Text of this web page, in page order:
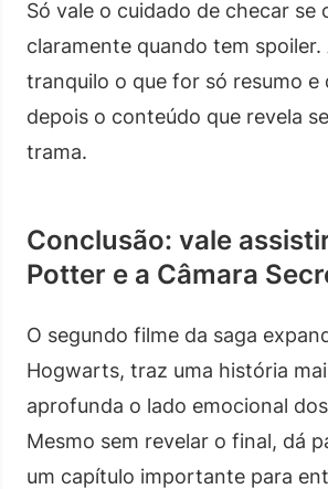
Só vale o cuidado de checar se
claramente quando tem spoiler.
tranquilo o que for só resumo e
depois o conteúdo que revela
trama.
Conclusão: vale
Potter e a Câmara
O segundo filme da saga
Hogwarts, traz uma história
aprofunda o lado emocional
Mesmo sem revelar o final, dá
um capítulo importante para